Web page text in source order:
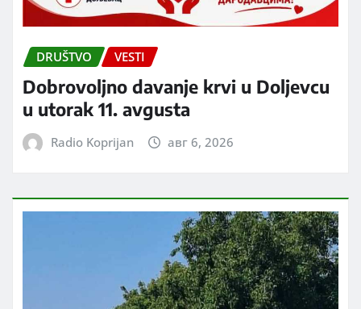
DRUŠTVO VESTI
Dobrovoljno davanje krvi u Doljevcu
u utorak 11. avgusta
Radio Koprijan авг 6, 2026